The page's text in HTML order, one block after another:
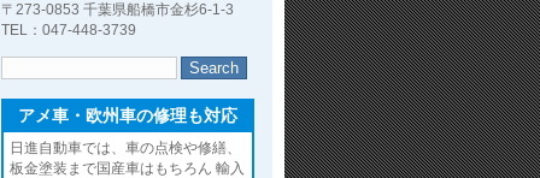
〒273-0853 千葉県船橋市金杉6-1-3
TEL：047-448-3739
アメ車・欧州車の修理も対応
日進自動車では、車の点検や修繕、
板金塗装まで国産車はもちろん 輸入